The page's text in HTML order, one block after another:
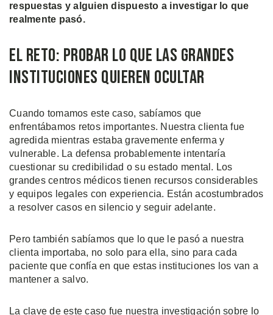
respuestas y alguien dispuesto a investigar lo que
realmente pasó.
El Reto: Probar lo que las Grandes
Instituciones Quieren Ocultar
Cuando tomamos este caso, sabíamos que
enfrentábamos retos importantes. Nuestra clienta fue
agredida mientras estaba gravemente enferma y
vulnerable. La defensa probablemente intentaría
cuestionar su credibilidad o su estado mental. Los
grandes centros médicos tienen recursos considerables
y equipos legales con experiencia. Están acostumbrados
a resolver casos en silencio y seguir adelante.
Pero también sabíamos que lo que le pasó a nuestra
clienta importaba, no solo para ella, sino para cada
paciente que confía en que estas instituciones los van a
mantener a salvo.
La clave de este caso fue nuestra investigación sobre lo